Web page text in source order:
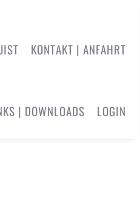
KONTAKT | ANFAHRT
| DOWNLOADS LOGIN